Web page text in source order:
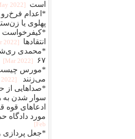
است
[2022 May]
*اعدام
پهلوی يا
*کیفرخواست
انتقادها
[2022 Mar]
*محمدی‌
۶۷
[2022 Mar]
*مورس چیست
می‌زنند
[2022 Feb]
*صداهایی از
سوار شدن به
ادعاهای قوه
مورد دادگاه
Feb]
*جعل پردازی